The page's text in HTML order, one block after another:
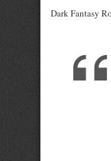
Dark Fantasy